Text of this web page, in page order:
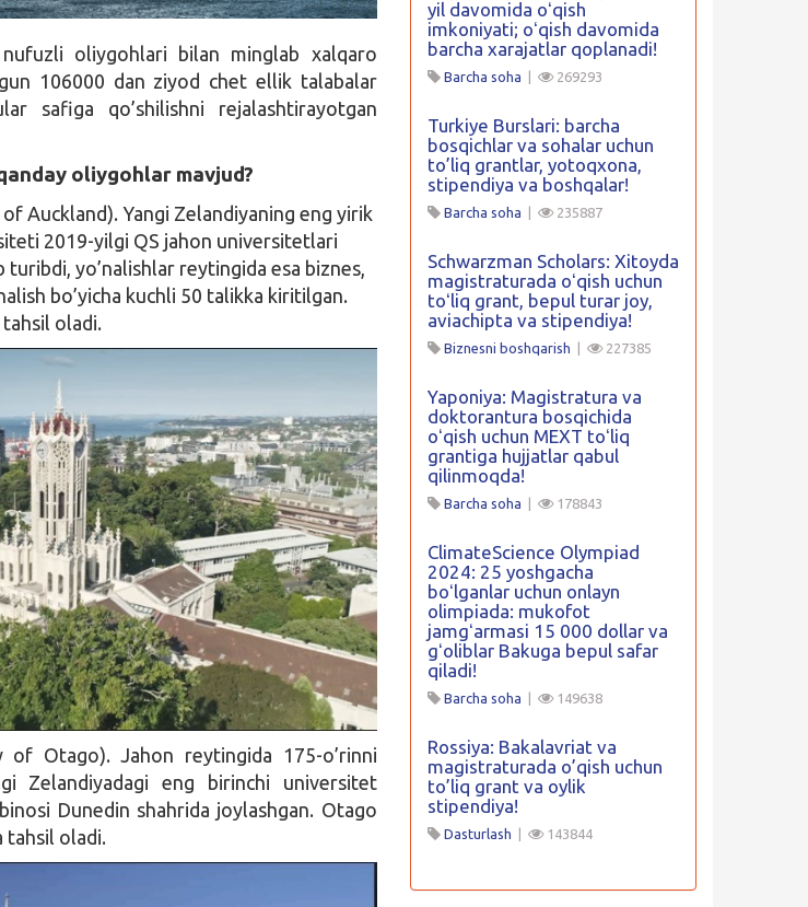
oliygohlari bilan minglab xalqaro
106000 dan ziyod chet ellik talabalar
safiga qo’shilishni rejalashtirayotgan
oliygohlar mavjud?
Auckland). Yangi Zelandiyaning eng yirik
2019-yilgi QS jahon universitetlari
yo’nalishlar reytingida esa biznes,
bo’yicha kuchli 50 talikka kiritilgan.
oladi.
Otago). Jahon reytingida 175-o’rinni
Zelandiyadagi eng birinchi universitet
Dunedin shahrida joylashgan. Otago
tahsil oladi.
yil davomida oʻqish
imkoniyati; oʻqish davomida
barcha xarajatlar qoplanadi!
Barcha soha 269293
Turkiye Burslari: barcha
bosqichlar va sohalar uchun
to’liq grantlar, yotoqxona,
stipendiya va boshqalar!
Barcha soha 235887
Schwarzman Scholars: Xitoyda
magistraturada oʻqish uchun
toʻliq grant, bepul turar joy,
aviachipta va stipendiya!
Biznesni boshqarish 227385
Yaponiya: Magistratura va
doktorantura bosqichida
oʻqish uchun MEXT toʻliq
grantiga hujjatlar qabul
qilinmoqda!
Barcha soha 178843
ClimateScience Olympiad
2024: 25 yoshgacha
boʻlganlar uchun onlayn
olimpiada: mukofot
jamgʻarmasi 15 000 dollar va
gʻoliblar Bakuga bepul safar
qiladi!
Barcha soha 149638
Rossiya: Bakalavriat va
magistraturada o’qish uchun
to’liq grant va oylik
stipendiya!
Dasturlash 143844